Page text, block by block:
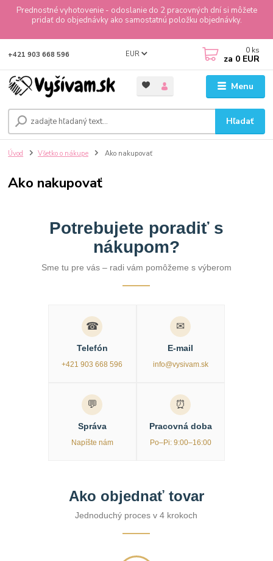
Prednostné vyhotovenie - odoslanie do 2 pracovných dní si môžete
pridať do objednávky ako samostatnú položku objednávky.
Menu
EUR
Hľadať
+421 903 668 596 0 ks
za 0 EUR
Úvod Všetko o nákupe Ako nakupovať
Ako nakupovať
Potrebujete poradiť s
nákupom?
Sme tu pre vás – radi vám pomôžeme s výberom
☎
Telefón
+421 903 668 596
✉
E-mail
info@vysivam.sk
💬
Správa
Napíšte nám
⏰
Pracovná doba
Po–Pi: 9:00–16:00
Ako objednať tovar
Jednoduchý proces v 4 krokoch